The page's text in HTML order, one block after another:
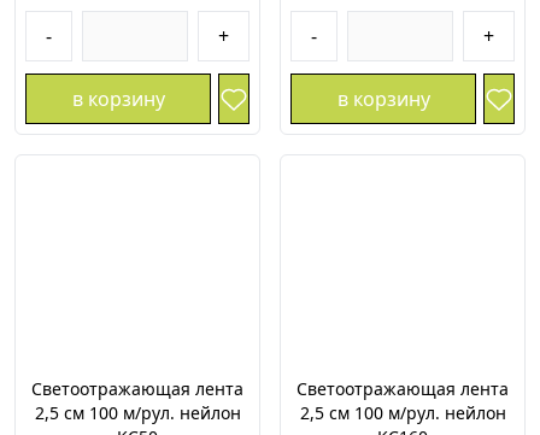
- +
в корзину
- +
в корзину
Светоотражающая лента
2,5 см 100 м/рул. нейлон
Светоотражающая лента
2,5 см 100 м/рул. нейлон